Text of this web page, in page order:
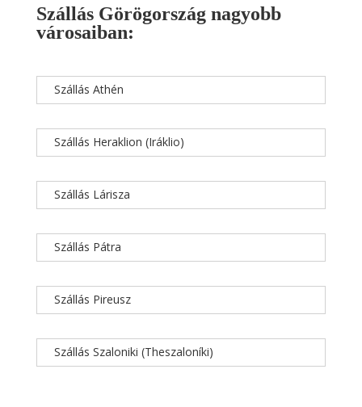
Szállás Görögország nagyobb
városaiban:
Szállás Athén
Szállás Heraklion (Iráklio)
Szállás Lárisza
Szállás Pátra
Szállás Pireusz
Szállás Szaloniki (Theszaloníki)